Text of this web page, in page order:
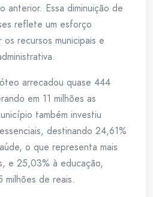
anterior. Essa diminuição de
reflete um esforço
recursos municipais e
arrecadou quase 444
em 11 milhões as
também investiu
destinando 24,61%
o que representa mais
e 25,03% à educação,
milhões de reais.